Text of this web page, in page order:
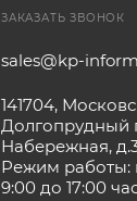
ЗАКАЗАТЬ ЗВОНОК
sales@kp-
141704,
Долгопрудный
Набережная,
Режим работы:
9:00 до 17:00